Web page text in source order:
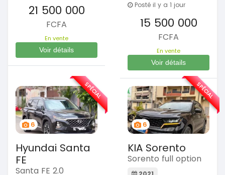
21 500 000
FCFA
En vente
Voir détails
Posté il y a 1 jour
15 500 000
FCFA
En vente
Voir détails
6
Hyundai Santa
FE
Santa FE 2.0
SPÉCIAL
6
KIA Sorento
Sorento full option
SPÉCIAL